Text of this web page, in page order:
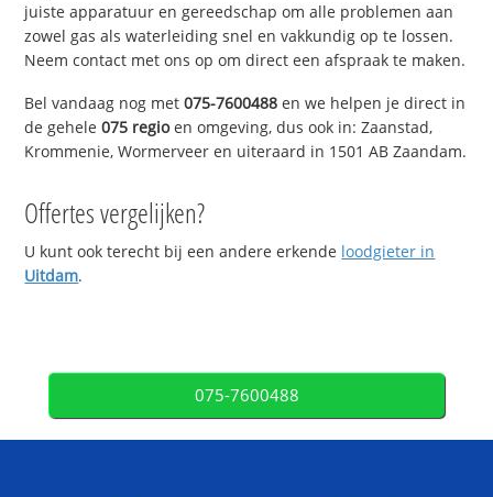
juiste apparatuur en gereedschap om alle problemen aan
zowel gas als waterleiding snel en vakkundig op te lossen.
Neem contact met ons op om direct een afspraak te maken.
Bel vandaag nog met075-7600488 en we helpen je direct in
de gehele075 regioen omgeving, dus ook in: Zaanstad,
Krommenie, Wormerveer en uiteraard in 1501 AB Zaandam.
Offertes vergelijken?
U kunt ook terecht bij een andere erkende loodgieter in
Uitdam.
075-7600488